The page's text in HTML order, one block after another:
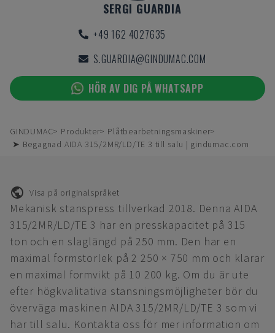
SERGI GUARDIA
+49 162 4027635
S.GUARDIA@GINDUMAC.COM
HÖR AV DIG PÅ WHATSAPP
GINDUMAC Produkter
Plåtbearbetningsmaskiner
➤ Begagnad AIDA 315/2MR/LD/TE 3 till salu | gindumac.com
Visa på originalspråket
Mekanisk stanspress tillverkad 2018. Denna AIDA
315/2MR/LD/TE 3 har en presskapacitet på 315
ton och en slaglängd på 250 mm. Den har en
maximal formstorlek på 2 250 × 750 mm och klarar
en maximal formvikt på 10 200 kg. Om du är ute
efter högkvalitativa stansningsmöjligheter bör du
överväga maskinen AIDA 315/2MR/LD/TE 3 som vi
har till salu. Kontakta oss för mer information om